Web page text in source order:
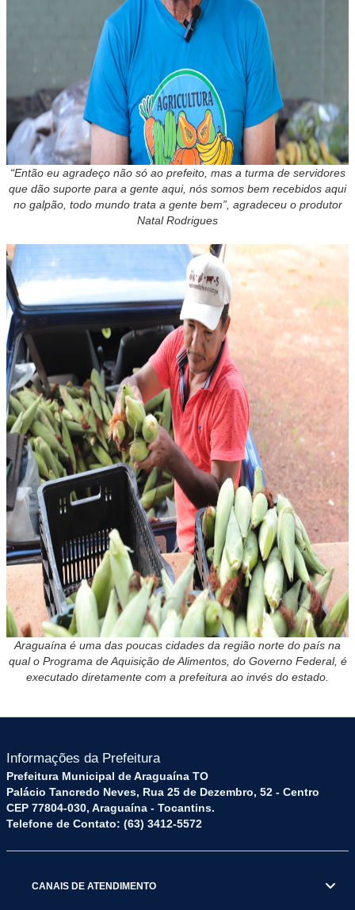
“Então eu agradeço não só ao prefeito, mas a turma de servidores
que dão suporte para a gente aqui, nós somos bem recebidos aqui
no galpão, todo mundo trata a gente bem”, agradeceu o produtor
Natal Rodrigues
Araguaína é uma das poucas cidades da região norte do país na
qual o Programa de Aquisição de Alimentos, do Governo Federal, é
executado diretamente com a prefeitura ao invés do estado.
Informações da Prefeitura
Prefeitura Municipal de Araguaína TO
Palácio Tancredo Neves, Rua 25 de Dezembro, 52 - Centro
CEP 77804-030, Araguaína - Tocantins.
Telefone de Contato: (63) 3412-5572
CANAIS DE ATENDIMENTO